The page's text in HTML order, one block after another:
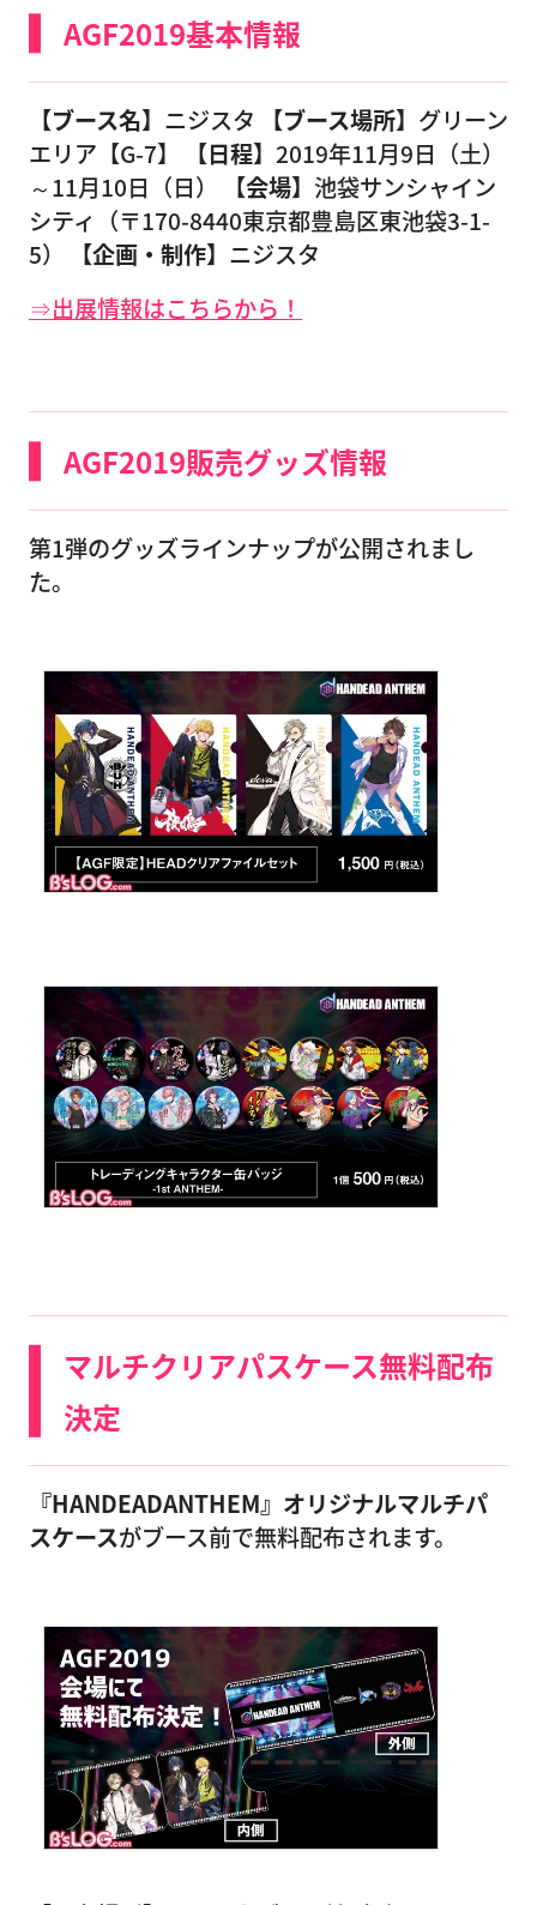
AGF2019基本情報
【ブース名】 ニジスタ 【ブース場所】 グリーン
エリア【G-7】
【日程】 2019年11月9日（土）
～11月10日（日）
【会場】 池袋サンシャイン
シティ（〒170-8440東京都豊島区東池袋3-1-
5）
【企画・制作】 ニジスタ
⇒出展情報はこちらから！
AGF2019販売グッズ情報
第1弾のグッズラインナップが公開されまし
た。
マルチクリアパスケース無料配布
決定
『HANDEADANTHEM』オリジナルマルチパ
スケースがブース前で無料配布されます。